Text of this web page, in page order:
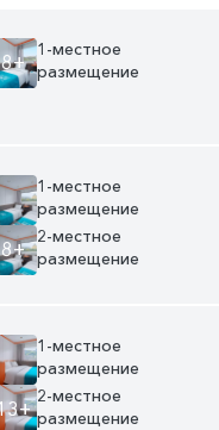
8+
1-местное
размещение
1-местное
размещение
8+
2-местное
размещение
1-местное
размещение
2-местное
размещение